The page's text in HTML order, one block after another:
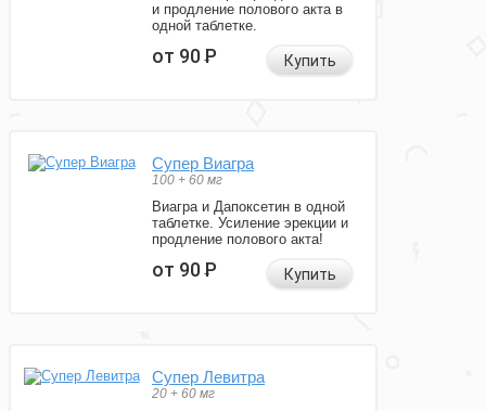
и продление полового акта в
одной таблетке.
от 90Р Купить
Супер Виагра
100 + 60 мг
Виагра и Дапоксетин в одной
таблетке. Усиление эрекции и
продление полового акта!
от 90Р Купить
Супер Левитра
20 + 60 мг